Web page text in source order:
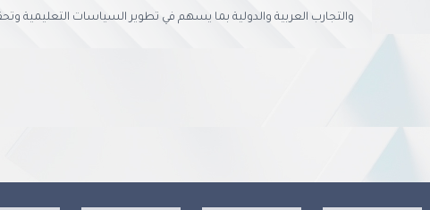
والتجارب العربية والدولية بما يسهم في تطوير السياسات التعليمية